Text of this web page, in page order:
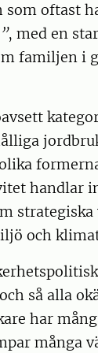
oftast
, med en
familjen i
handlar
och
så alla
har
många